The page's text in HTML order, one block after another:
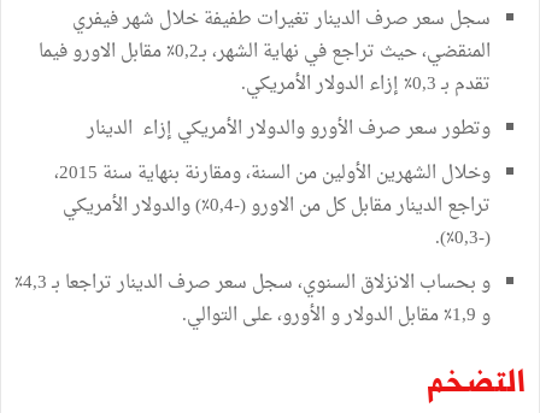
سجل سعر صرف الدينار تغيرات طفيفة خلال شهر فيفري
المنقضي، حيث تراجع في نهاية الشهر، بـ0,2٪ مقابل الاورو فيما
تقدم بـ 0,3٪ إزاء الدولار الأمريكي.
وتطور سعر صرف الأورو والدولار الأمريكي إزاء الدينار
وخلال الشهرين الأولين من السنة، ومقارنة بنهاية سنة 2015،
تراجع الدينار مقابل كل من الاورو (-0,4٪) والدولار الأمريكي
(-0,3٪).
و بحساب الانزلاق السنوي، سجل سعر صرف الدينار تراجعا بـ 4,3٪
و 1,9٪ مقابل الدولار و الأورو، على التوالي.
التضخم